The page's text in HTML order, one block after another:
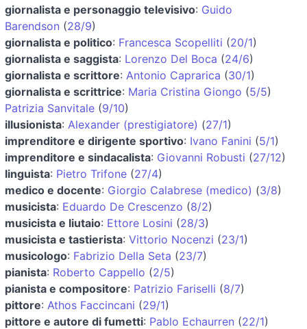
giornalista e personaggio televisivo: Guido
Barendson (28/9)
giornalista e politico: Francesca Scopelliti (20/1)
giornalista e saggista: Lorenzo Del Boca (24/6)
giornalista e scrittore: Antonio Caprarica (30/1)
giornalista e scrittrice: Maria Cristina Giongo (5/5)
Patrizia Sanvitale (9/10)
illusionista: Alexander (prestigiatore) (27/1)
imprenditore e dirigente sportivo: Ivano Fanini (5/1)
imprenditore e sindacalista: Giovanni Robusti (27/12)
linguista: Pietro Trifone (27/4)
medico e docente: Giorgio Calabrese (medico) (3/8)
musicista: Eduardo De Crescenzo (8/2)
musicista e liutaio: Ettore Losini (28/3)
musicista e tastierista: Vittorio Nocenzi (23/1)
musicologo: Fabrizio Della Seta (23/7)
pianista: Roberto Cappello (2/5)
pianista e compositore: Patrizio Fariselli (8/7)
pittore: Athos Faccincani (29/1)
pittore e autore di fumetti: Pablo Echaurren (22/1)